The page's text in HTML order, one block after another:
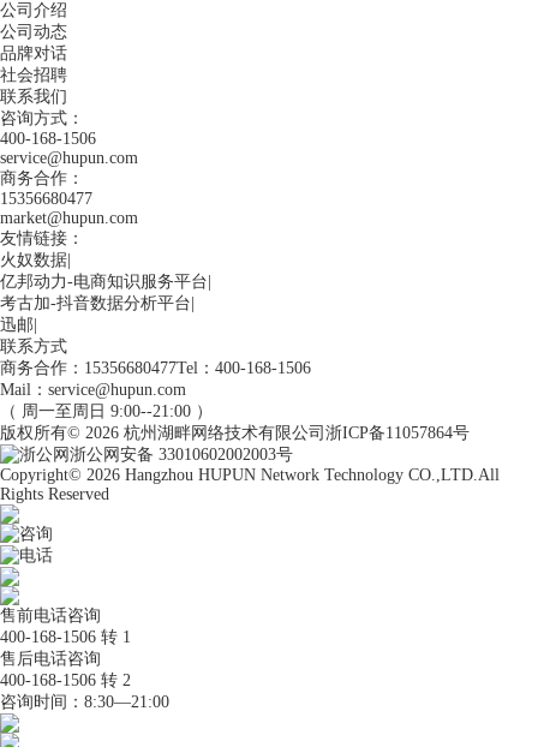
公司介绍
公司动态
品牌对话
社会招聘
联系我们
咨询方式：
400-168-1506
service@hupun.com
商务合作：
15356680477
market@hupun.com
友情链接：
火奴数据
亿邦动力-电商知识服务平台
考古加-抖音数据分析平台
迅邮
联系方式
商务合作：15356680477Tel：400-168-1506
Mail：service@hupun.com
（ 周一至周日 9:00--21:00 ）
版权所有© 2026 杭州湖畔网络技术有限公司 浙ICP备11057864号
浙公网安备 33010602002003号
Copyright© 2026 Hangzhou HUPUN Network Technology CO.,LTD.All
Rights Reserved
咨询
电话
售前电话咨询
400-168-1506 转 1
售后电话咨询
400-168-1506 转 2
咨询时间：8:30—21:00